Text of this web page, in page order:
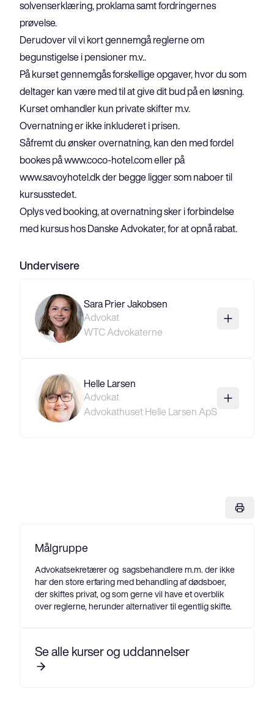
solvenserklæring, proklama samt fordringernes
prøvelse.
Derudover vil vi kort gennemgå reglerne om
begunstigelse i pensioner m.v..
På kurset gennemgås forskellige opgaver, hvor du som
deltager kan være med til at give dit bud på en løsning.
Kurset omhandler kun private skifter m.v.
Overnatning er ikke inkluderet i prisen.
Såfremt du ønsker overnatning, kan den med fordel
bookes på www.coco-hotel.com eller på
www.savoyhotel.dk der begge ligger som naboer til
kursusstedet.
Oplys ved booking, at overnatning sker i forbindelse
med kursus hos Danske Advokater, for at opnå rabat.
Undervisere
Sara Prier Jakobsen
Advokat
WTC Advokaterne
Helle Larsen
Advokat
Advokathuset Helle Larsen ApS
Målgruppe
Advokatsekretærer og sagsbehandlere m.m. der ikke
har den store erfaring med behandling af dødsboer,
der skiftes privat, og som gerne vil have et overblik
over reglerne, herunder alternativer til egentlig skifte.
Se alle kurser og uddannelser